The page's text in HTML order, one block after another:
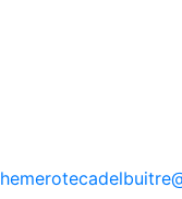
hemerotecadelbuitre